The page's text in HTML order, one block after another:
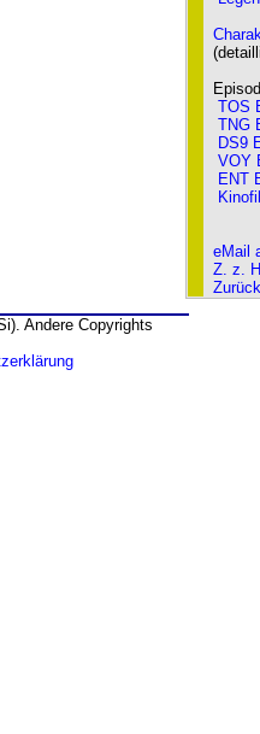
TOS
TNG
DS9
VOY
ENT
eMail
Z. z.
Andere Copyrights